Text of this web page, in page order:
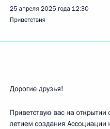
25 апреля 2025 года 12:30
Приветствия
Дорогие друзья!
Приветствую вас на
летием создания